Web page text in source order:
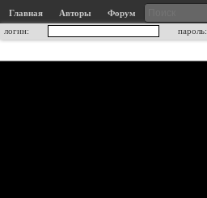
Главная Авторы
Форум
логин:
пароль: